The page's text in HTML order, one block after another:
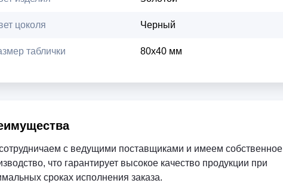
цоколя Черный
таблички 80х40 мм
с ведущими поставщиками и имеем собственное
что гарантирует высокое качество продукции при
сроках исполнения заказа.